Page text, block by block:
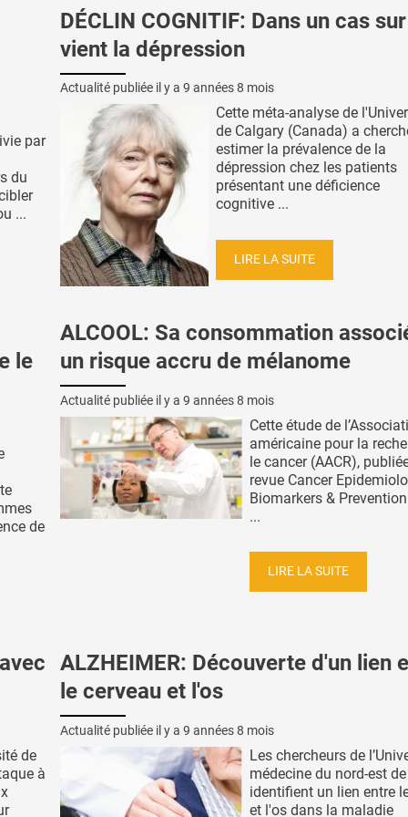
par
du
...
DÉCLIN COGNITIF: Dans un cas
vient la dépression
Actualité publiée il y a 9 années 8 mois
Cette méta-analyse de
de Calgary (Canada) a
estimer la prévalence de la
dépression chez les patients
présentant une déficience
cognitive ...
LIRE LA SUITE
le
de
ALCOOL: Sa consommation
un risque accru de mélanome
Actualité publiée il y a 9 années 8 mois
Cette étude de
américaine pour la
le cancer (AACR),
revue Cancer
Biomarkers &
...
LIRE LA SUITE
de
à
ALZHEIMER: Découverte d'un lien
le cerveau et l'os
Actualité publiée il y a 9 années 8 mois
Les chercheurs de
médecine du nord-est
identifient un lien entre
et l'os dans la maladie